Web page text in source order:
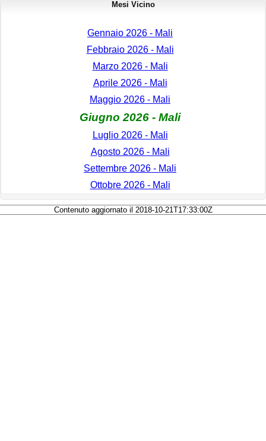
Mesi Vicino
Gennaio 2026 - Mali
Febbraio 2026 - Mali
Marzo 2026 - Mali
Aprile 2026 - Mali
Maggio 2026 - Mali
Giugno 2026 - Mali
Luglio 2026 - Mali
Agosto 2026 - Mali
Settembre 2026 - Mali
Ottobre 2026 - Mali
Contenuto aggiornato il 2018-10-21T17:33:00Z